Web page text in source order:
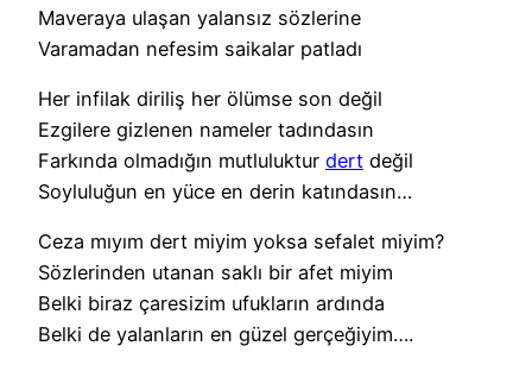
Maveraya ulaşan yalansız sözlerine
Varamadan nefesim saikalar patladı
Her infilak diriliş her ölümse son değil
Ezgilere gizlenen nameler tadındasın
Farkında olmadığın mutluluktur dert değil
Soyluluğun en yüce en derin katındasın…
Ceza mıyım dert miyim yoksa sefalet miyim?
Sözlerinden utanan saklı bir afet miyim
Belki biraz çaresizim ufukların ardında
Belki de yalanların en güzel gerçeğiyim….